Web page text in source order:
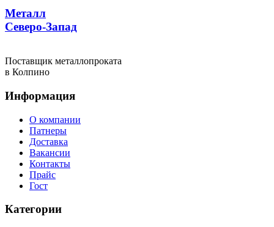
Металл
Северо-Запад
Поставщик металлопроката
в Колпино
Информация
О компании
Патнеры
Доставка
Вакансии
Контакты
Прайс
Гост
Категории